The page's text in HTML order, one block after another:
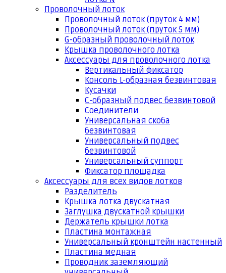
Проволочный лоток
Проволочный лоток (пруток 4 мм)
Проволочный лоток (пруток 5 мм)
G-образный проволочный лоток
Крышка проволочного лотка
Аксессуары для проволочного лотка
Вертикальный фиксатор
Консоль L-образная безвинтовая
Кусачки
С-образный подвес безвинтовой
Соединители
Универсальная скоба
безвинтовая
Универсальный подвес
безвинтовой
Универсальный суппорт
Фиксатор площадка
Аксессуары для всех видов лотков
Разделитель
Крышка лотка двускатная
Заглушка двускатной крышки
Держатель крышки лотка
Пластина монтажная
Универсальный кронштейн настенный
Пластина медная
Проводник заземляющий